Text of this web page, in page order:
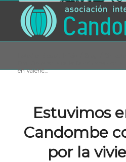
en Valènc...
Estuvimos
Candombe
por la